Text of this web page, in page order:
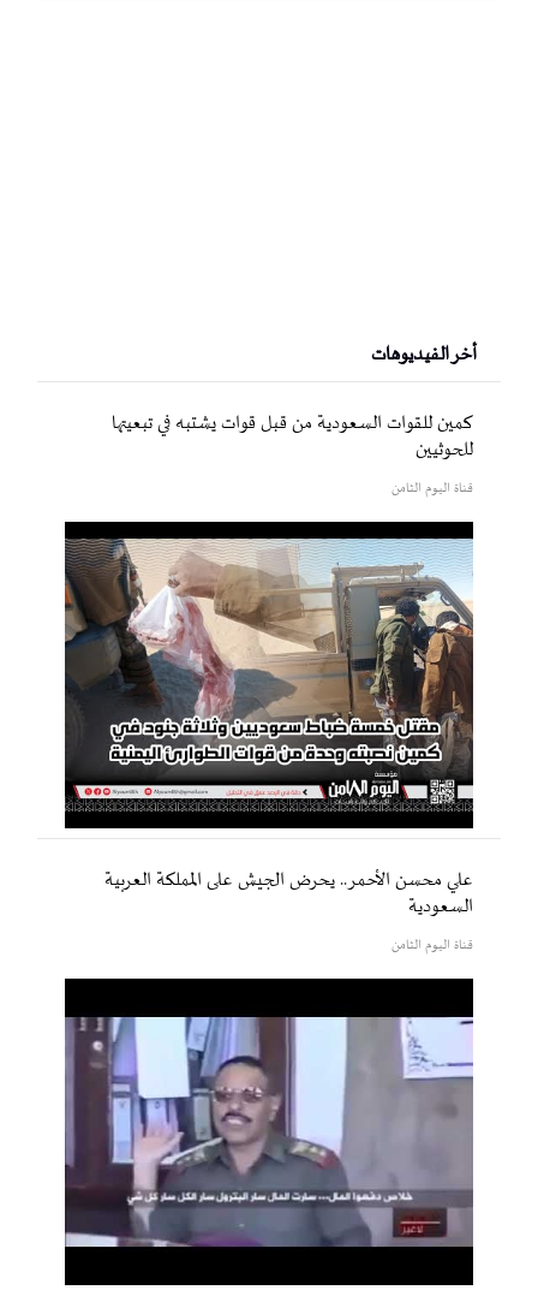
أخر الفيديوهات
كمين للقوات السعودية من قبل قوات يشتبه في تبعيتها
للحوثيين
قناة اليوم الثامن
علي محسن الأحمر.. يحرض الجيش على المملكة العربية
السعودية
قناة اليوم الثامن